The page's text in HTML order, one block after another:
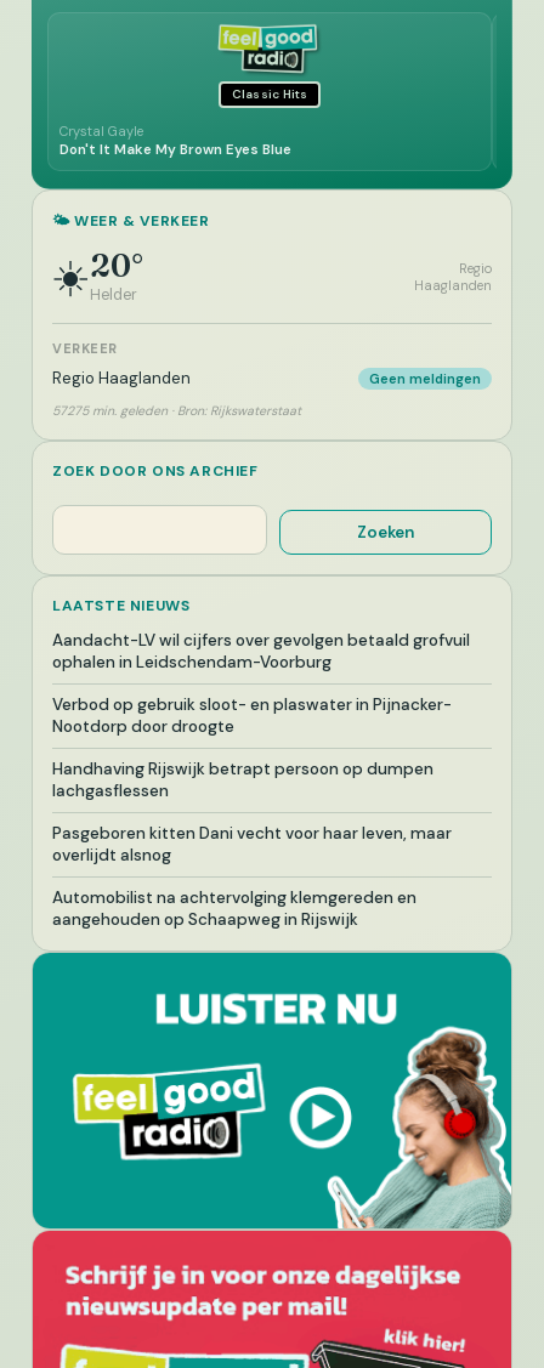
Classic Hits
Crystal Gayle
Don't It Make My Brown Eyes Blue
🌤️ WEER & VERKEER
☀️20°
Helder
Regio
Haaglanden
VERKEER
Regio Haaglanden Geen meldingen
57275 min. geleden · Bron: Rijkswaterstaat
ZOEK DOOR ONS ARCHIEF
Zoeken
Zoeken
LAATSTE NIEUWS
Aandacht-LV wil cijfers over gevolgen betaald grofvuil
ophalen in Leidschendam-Voorburg
Verbod op gebruik sloot- en plaswater in Pijnacker-
Nootdorp door droogte
Handhaving Rijswijk betrapt persoon op dumpen
lachgasflessen
Pasgeboren kitten Dani vecht voor haar leven, maar
overlijdt alsnog
Automobilist na achtervolging klemgereden en
aangehouden op Schaapweg in Rijswijk